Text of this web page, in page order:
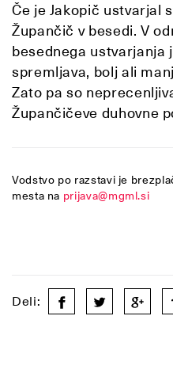
Če je Jakopič ustvarjal
Župančič v besedi.V
besednega ustvarjanja
spremljava, bolj ali
Zato pa so
Župančičeve duhovne
Vodstvo po razstavi je
mesta na prijava@mgml.si
Deli: